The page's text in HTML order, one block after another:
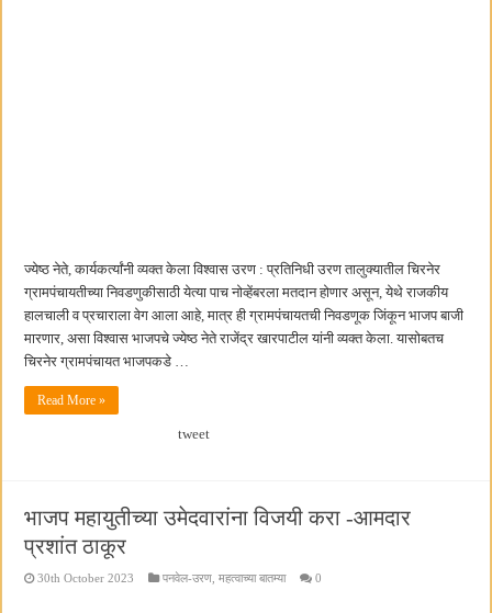
ज्येष्ठ नेते, कार्यकर्त्यांनी व्यक्त केला विश्वास उरण : प्रतिनिधी उरण तालुक्यातील चिरनेर
ग्रामपंचायतीच्या निवडणुकीसाठी येत्या पाच नोव्हेंबरला मतदान होणार असून, येथे राजकीय
हालचाली व प्रचाराला वेग आला आहे, मात्र ही ग्रामपंचायतची निवडणूक जिंकून भाजप बाजी
मारणार, असा विश्वास भाजपचे ज्येष्ठ नेते राजेंद्र खारपाटील यांनी व्यक्त केला. यासोबतच
चिरनेर ग्रामपंचायत भाजपकडे …
Read More »
tweet
भाजप महायुतीच्या उमेदवारांना विजयी करा -आमदार
प्रशांत ठाकूर
30th October 2023 पनवेल-उरण ,महत्वाच्या बातम्या 0